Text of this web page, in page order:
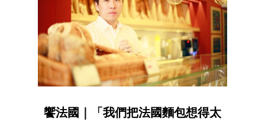
饗法國｜「我們把法國麵包想得太